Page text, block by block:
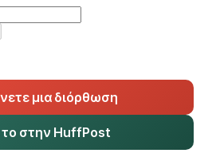
μια διόρθωση
το στην HuffPost